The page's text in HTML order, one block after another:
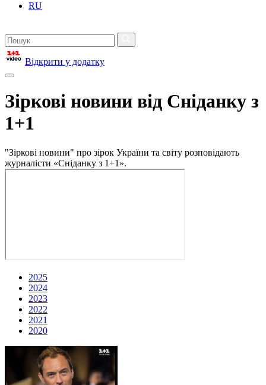
RU
Відкрити у додатку
Зіркові новини від Сніданку з
1+1
"Зіркові новини" про зірок України та світу розповідають
журналісти «Сніданку з 1+1».
2025
2024
2023
2022
2021
2020